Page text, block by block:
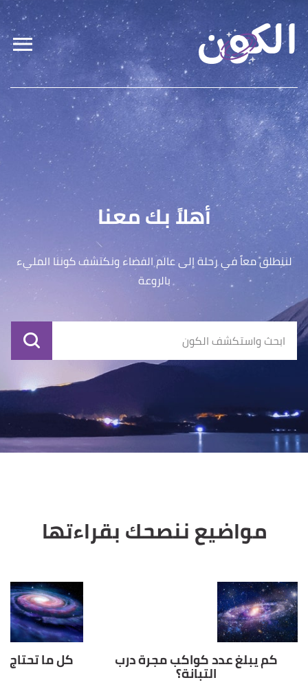
أهلاً بك معنا
لننطلق معاً في رحلة إلى عالم الفضاء ونكتشف كوننا المليء
بالروعة
مواضيع ننصحك بقراءتها
كم يبلغ عدد كواكب مجرة درب
التبانة؟
كل ما